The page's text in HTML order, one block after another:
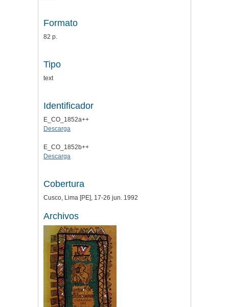
Formato
82 p.
Tipo
text
Identificador
E_CO_1852a++
Descarga
E_CO_1852b++
Descarga
Cobertura
Cusco, Lima [PE], 17-26 jun. 1992
Archivos